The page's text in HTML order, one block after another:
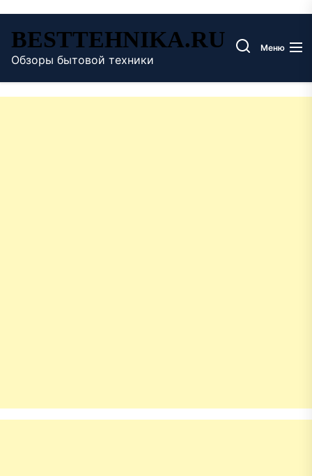
содержимому
BESTTEHNIKA.RU
Обзоры бытовой техники
Меню